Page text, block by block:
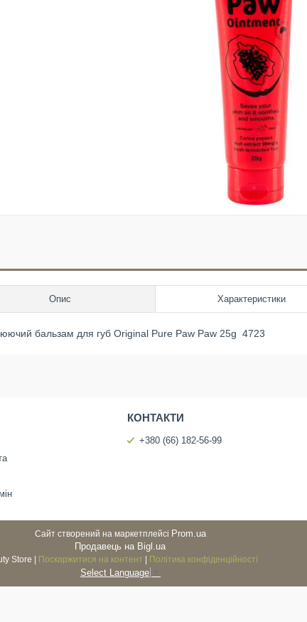
Опис Характеристики
бальзам для губ Original Pure Paw Paw 25g 4723
КОНТАКТИ
+380 (66) 182-56-99
Сайт створений на маркетплейсі Prom.ua
Продавець на Bigl.ua
Поскаржитися на контент Політика конфіденційності
Select Language